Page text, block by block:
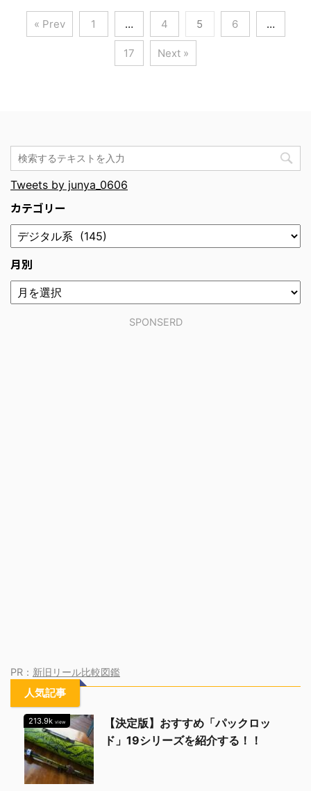
« Prev 1 … 4 5 6 …
17 Next »
Tweets by junya_0606
カテゴリー
月別
SPONSERD
PR： 新旧リール比較図鑑
人気記事
213.9k view
【決定版】おすすめ「パックロッ
ド」19シリーズを紹介する！！